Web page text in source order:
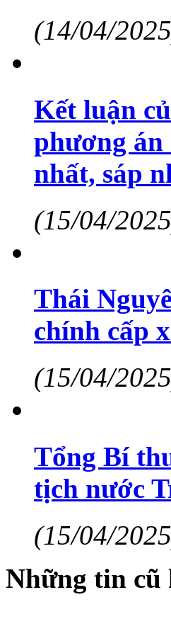
(14/04/
Kết luận
phương án
nhất, sáp
(15/04/
Thái
chính cấp
(15/04/
Tổng Bí
tịch nước
(15/04/
Những tin cũ